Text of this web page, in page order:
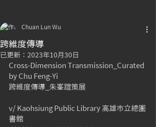
跨維度傳導
Chuan Lun Wu
已更新： 2023年10月30日
Cross-Dimension Transmission_Curated
by Chu Feng-Yi
跨維度傳導_朱峯誼策展
v/ Kaohsiung Public Library 高雄市立總圖
書館